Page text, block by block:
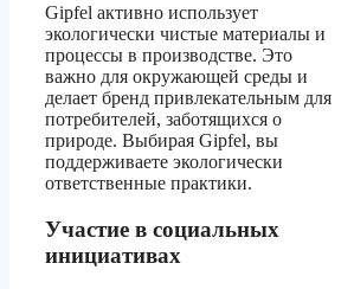
Gipfel активно использует
экологически чистые материалы и
процессы в производстве. Это
важно для окружающей среды и
делает бренд привлекательным для
потребителей, заботящихся о
природе. Выбирая Gipfel, вы
поддерживаете экологически
ответственные практики.
Участие в социальных
инициативах